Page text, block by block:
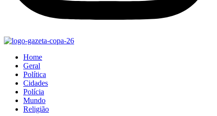
Home
Geral
Política
Cidades
Polícia
Mundo
Religião